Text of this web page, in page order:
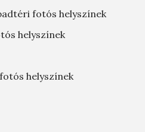
fotós helyszínek
helyszínek
helyszínek